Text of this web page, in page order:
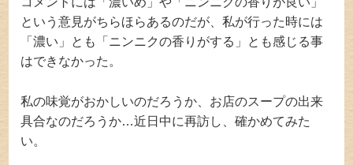
という意見がちらほらあるのだが、私が行った時には
「濃い」とも「ニンニクの香りがする」とも感じる事
はできなかった。
私の味覚がおかしいのだろうか、お店のスープの出来
具合なのだろうか…近日中に再訪し、確かめてみた
い。